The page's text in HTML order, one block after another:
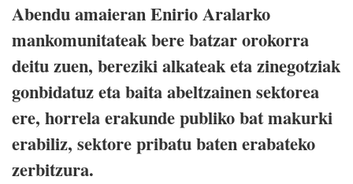
Abendu amaieran Enirio Aralarko
mankomunitateak bere batzar orokorra
deitu zuen, bereziki alkateak eta zinegotziak
gonbidatuz eta baita abeltzainen sektorea
ere, horrela erakunde publiko bat makurki
erabiliz, sektore pribatu baten erabateko
zerbitzura.